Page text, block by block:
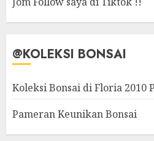
@KOLEKSI BONSAI
Koleksi Bonsai di Floria 2010
Pameran Keunikan Bonsai